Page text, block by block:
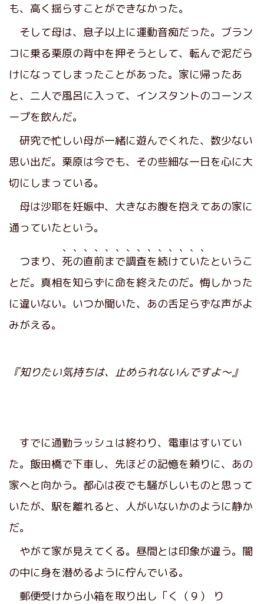
も、高く揺らすことができなかった。
そして母は、息子以上に運動音痴だった。ブラン
コに乗る栗原の背中を押そうとして、転んで泥だら
けになってしまったことがあった。家に帰ったあ
と、二人で風呂に入って、インスタントのコーンス
ープを飲んだ。
研究で忙しい母が一緒に遊んでくれた、数少ない
思い出だ。栗原は今でも、その些細な一日を心に大
切にしまっている。
母は沙耶を妊娠中、大きなお腹を抱えてあの家に
通っていたという。
つまり、 死の直前まで調査を続けていた
、、、、、、、、、、、、、、
というこ
とだ。真相を知らずに命を終えたのだ。悔しかった
に違いない。いつか聞いた、あの舌足らずな声がよ
みがえる。
『知りたい気持ちは、止められないんですよ～』
すでに通勤ラッシュは終わり、電車はすいてい
た。飯田橋で下車し、先ほどの記憶を頼りに、あの
家へと向かう。都心は夜でも騒がしいものと思って
いたが、駅を離れると、人がいないかのように静か
だ。
やがて家が見えてくる。昼間とは印象が違う。闇
の中に身を潜めるように佇んでいる。
郵便受けから小箱を取り出し「く（９） り